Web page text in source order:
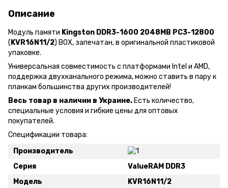
Описание
Модуль памяти Kingston DDR3-1600 2048MB PC3-12800
( KVR16N11/2) BOX, запечатан, в оригинальной пластиковой
упаковке.
Универсальная совместимость с платформами Intel и AMD,
поддержка двухканального режима, можно ставить в пару к
планкам большинства других производителей!
Весь товар в наличии в Украине. Есть количество,
специальные условия и гибкие цены для оптовых
покупателей.
Спецификации товара:
Производитель
Серия
ValueRAM DDR3
Модель
KVR16N11/2